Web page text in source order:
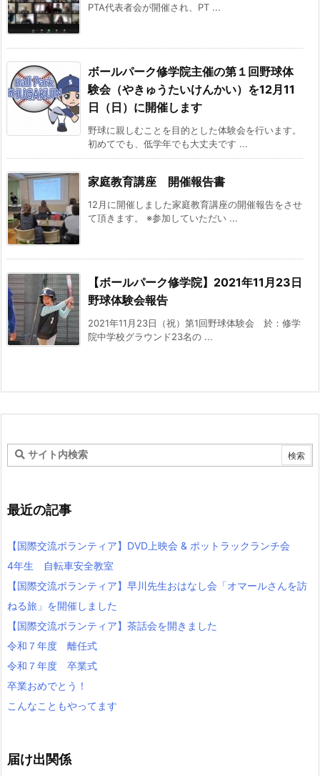
PTA代表者会が開催され、PT ...
ボールパーク修学院主催の第１回野球体
験会（やきゅうたいけんかい）を12月11
日（日）に開催します
野球に親しむことを目的とした体験会を行います。
初めてでも、低学年でも大丈夫です ...
家庭教育講座 開催報告書
12月に開催しました家庭教育講座の開催報告をさせ
て頂きます。 ※参加していただい ...
【ボールパーク修学院】2021年11月23日
野球体験会報告
2021年11月23日（祝）第1回野球体験会 於：修学
院中学校グラウンド23名の ...
最近の記事
【国際交流ボランティア】DVD上映会 & ポットラックランチ会
4年生 自転車安全教室
【国際交流ボランティア】早川先生おはなし会「オマールさんを訪
ねる旅」を開催しました
【国際交流ボランティア】茶話会を開きました
令和７年度 離任式
令和７年度 卒業式
卒業おめでとう！
こんなこともやってます
届け出関係